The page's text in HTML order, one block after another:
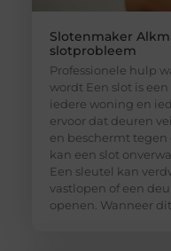
Slotenmaker
slotprobleem
Professionele hulp
wordt Een slot is
iedere woning en
ervoor dat deuren
en beschermt tegen
kan een slot
Een sleutel kan
vastlopen of een
openen. Wanneer